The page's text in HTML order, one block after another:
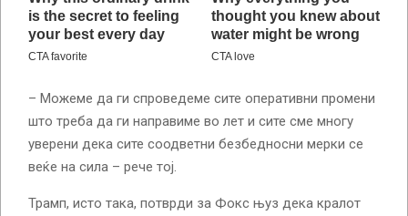
– Можеме да ги спроведеме сите оперативни промени
што треба да ги направиме во лет и сите сме многу
уверени дека сите соодветни безбедносни мерки се
веќе на сила – рече тој.
Трамп, исто така, потврди за Фокс њуз дека кралот